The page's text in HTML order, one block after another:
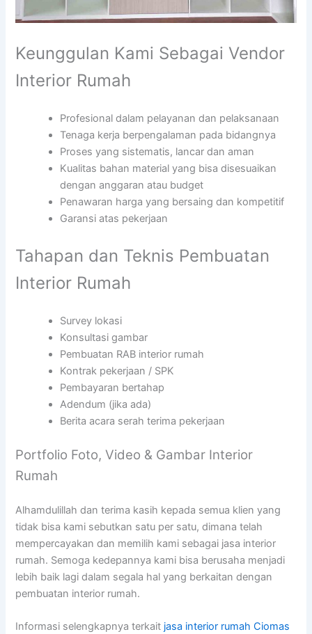
Keunggulan Kami Sebagai Vendor
Interior Rumah
Profesional dalam pelayanan dan pelaksanaan
Tenaga kerja berpengalaman pada bidangnya
Proses yang sistematis, lancar dan aman
Kualitas bahan material yang bisa disesuaikan
dengan anggaran atau budget
Penawaran harga yang bersaing dan kompetitif
Garansi atas pekerjaan
Tahapan dan Teknis Pembuatan
Interior Rumah
Survey lokasi
Konsultasi gambar
Pembuatan RAB interior rumah
Kontrak pekerjaan / SPK
Pembayaran bertahap
Adendum (jika ada)
Berita acara serah terima pekerjaan
Portfolio Foto, Video & Gambar Interior
Rumah
Alhamdulillah dan terima kasih kepada semua klien yang
tidak bisa kami sebutkan satu per satu, dimana telah
mempercayakan dan memilih kami sebagai jasa interior
rumah. Semoga kedepannya kami bisa berusaha menjadi
lebih baik lagi dalam segala hal yang berkaitan dengan
pembuatan interior rumah.
Informasi selengkapnya terkait jasa interior rumah Ciomas